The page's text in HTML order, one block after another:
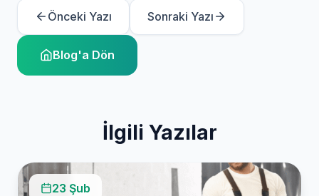
Önceki Yazı Sonraki Yazı
Blog'a Dön
İlgili Yazılar
23 Şub